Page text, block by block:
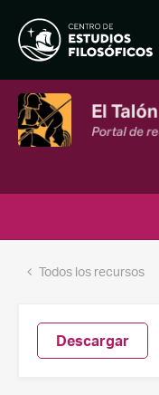
Todos los recursos
Descargar